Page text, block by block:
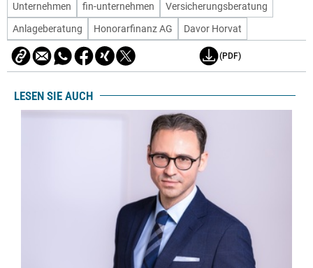
Unternehmen fin-unternehmen
Versicherungsberatung
Anlageberatung
Honorarfinanz AG Davor Horvat
(PDF)
LESEN SIE AUCH